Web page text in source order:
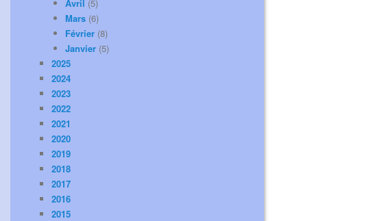
Avril (5)
Mars (6)
Février (8)
Janvier (5)
2025
2024
2023
2022
2021
2020
2019
2018
2017
2016
2015